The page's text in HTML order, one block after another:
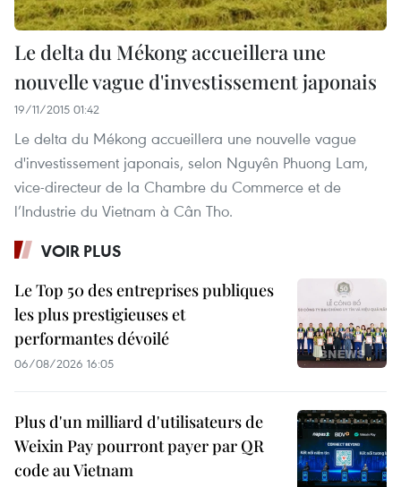
Le delta du Mékong accueillera une
nouvelle vague d'investissement japonais
19/11/2015 01:42
Le delta du Mékong accueillera une nouvelle vague
d'investissement japonais, selon Nguyên Phuong Lam,
vice-directeur de la Chambre du Commerce et de
l’Industrie du Vietnam à Cân Tho.
VOIR PLUS
Le Top 50 des entreprises publiques
les plus prestigieuses et
performantes dévoilé
06/08/2026 16:05
Plus d'un milliard d'utilisateurs de
Weixin Pay pourront payer par QR
code au Vietnam